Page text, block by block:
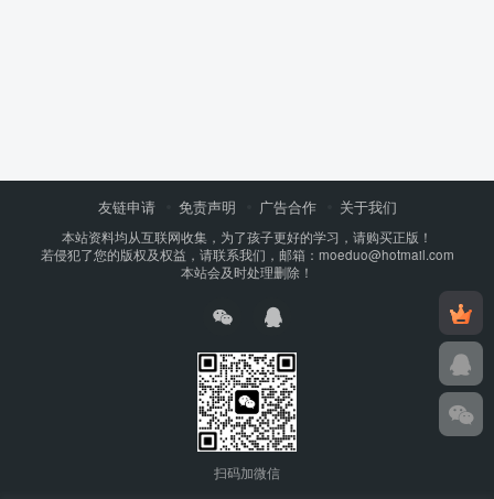
友链申请 免责声明 广告合作 关于我们
本站资料均从互联网收集，为了孩子更好的学习，请购买正版！
若侵犯了您的版权及权益，请联系我们，邮箱：moeduo@hotmail.com
本站会及时处理删除！
扫码加微信